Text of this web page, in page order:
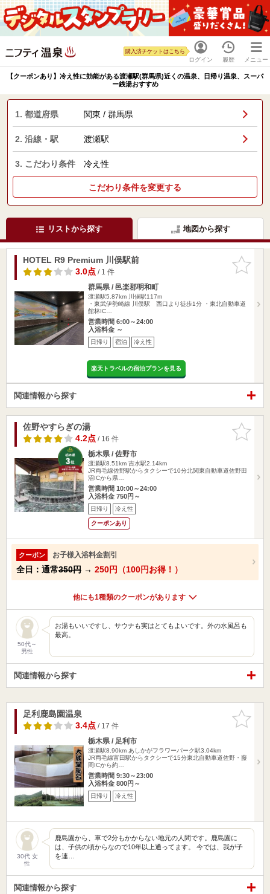
ログイン
購入済チケットはこちら
履歴 メニュー
【クーポンあり】冷え性に効能がある渡瀬駅(群馬県)近くの温泉、日帰り温泉、スーパ
ー銭湯おすすめ
1. 都道府県 関東 / 群馬県
2. 沿線・駅 渡瀬駅
3. こだわり条件 冷え性
こだわり条件を変更する
リストから探す 地図から探す
お気に入
りに追加
HOTEL R9 Premium 川俣駅前
3.0点/ 1 件
群馬県 / 邑楽郡明和町
渡瀬駅5.87km
川俣駅117m
・東武伊勢崎線 川俣駅 西口より徒歩1分 ・東北自動車道
館林IC…
営業時間 6:00～24:00
入浴料金 ～
日帰り 宿泊 冷え性
楽天トラベルの宿泊プランを見る
関連情報から探す
お気に入
りに追加
佐野やすらぎの湯
4.2点/ 16 件
栃木県 / 佐野市
渡瀬駅8.51km 吉水駅2.14km
JR両毛線佐野駅からタクシーで10分北関東自動車道佐野田
沼ICから県…
営業時間 10:00～24:00
入浴料金 750円～
日帰り 冷え性
クーポンあり
クーポン お子様入浴料金割引
全日：通常350円 → 250円（100円お得！）
他にも1種類のクーポンがあります
50代～
男性
お湯もいいですし、サウナも実はとてもよいです。外の水風呂も
最高。
関連情報から探す
お気に入
りに追加
足利鹿島園温泉
3.4点/ 17 件
栃木県 / 足利市
渡瀬駅8.90km あしかがフラワーパーク駅3.04km
JR両毛線富田駅からタクシーで15分東北自動車道佐野・藤
岡ICから約…
営業時間 9:30～23:00
入浴料金 800円～
日帰り 冷え性
30代 女
性
鹿島園から、車で2分もかからない地元の人間です。鹿島園に
は、子供の頃からなので10年以上通ってます。 今では、我が子
を連…
関連情報から探す